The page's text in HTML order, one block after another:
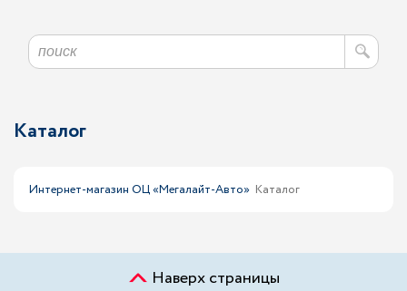
Каталог
Интернет-магазин ОЦ «Мегалайт-Авто» Каталог
Наверх страницы